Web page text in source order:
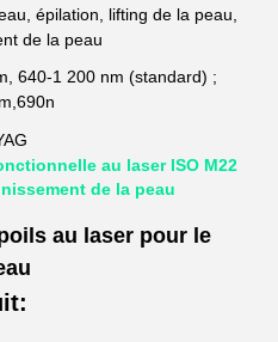
épilation, lifting de la peau,
de la peau
640-1 200 nm (standard) ;
au laser ISO M22
de la peau
au laser pour le